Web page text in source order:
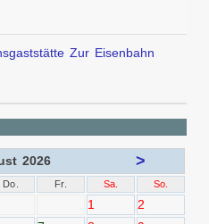
Zur Eisenbahn
2026 >
Do. Fr. Sa. So.
1
2